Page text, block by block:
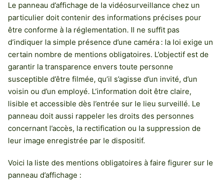
Le panneau d’affichage de la vidéosurveillance chez un
particulier doit contenir des informations précises pour
être conforme à la réglementation. Il ne suffit pas
d’indiquer la simple présence d’une caméra : la loi exige un
certain nombre de mentions obligatoires. L’objectif est de
garantir la transparence envers toute personne
susceptible d’être filmée, qu’il s’agisse d’un invité, d’un
voisin ou d’un employé. L’information doit être claire,
lisible et accessible dès l’entrée sur le lieu surveillé. Le
panneau doit aussi rappeler les droits des personnes
concernant l’accès, la rectification ou la suppression de
leur image enregistrée par le dispositif.
Voici la liste des mentions obligatoires à faire figurer sur le
panneau d’affichage :